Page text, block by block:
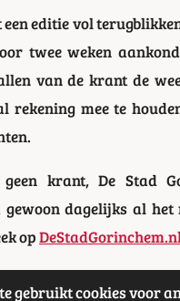
gebruikt cookies voor
editie vol
twee weken
van de krant de
rekening mee te
krant, De Stad
dagelijks al het
op